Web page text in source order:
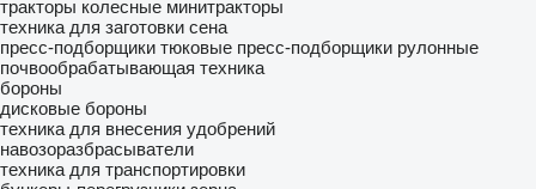
тракторы колесные минитракторы
техника для заготовки сена
пресс-подборщики тюковые пресс-подборщики рулонные
почвообрабатывающая техника
бороны
дисковые бороны
техника для внесения удобрений
навозоразбрасыватели
техника для транспортировки